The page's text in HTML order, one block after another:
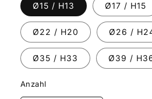
Ø15 / H13 Ø17 / H15
Ø22 / H20 Ø26 /
Ø35 / H33 Ø39 /
Anzahl